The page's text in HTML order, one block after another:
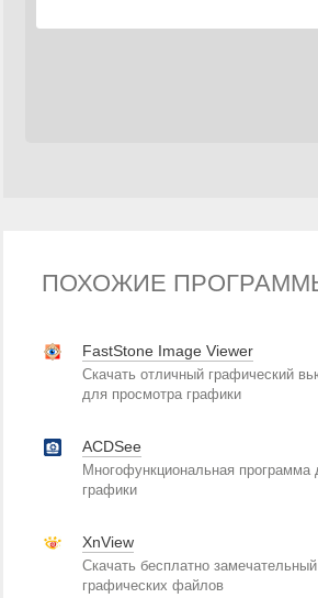
ПОХОЖИЕ
FastStone Image Viewer
Скачать отличный графический
для просмотра графики
ACDSee
Многофункциональная программа
графики
XnView
Скачать бесплатно
графических файлов